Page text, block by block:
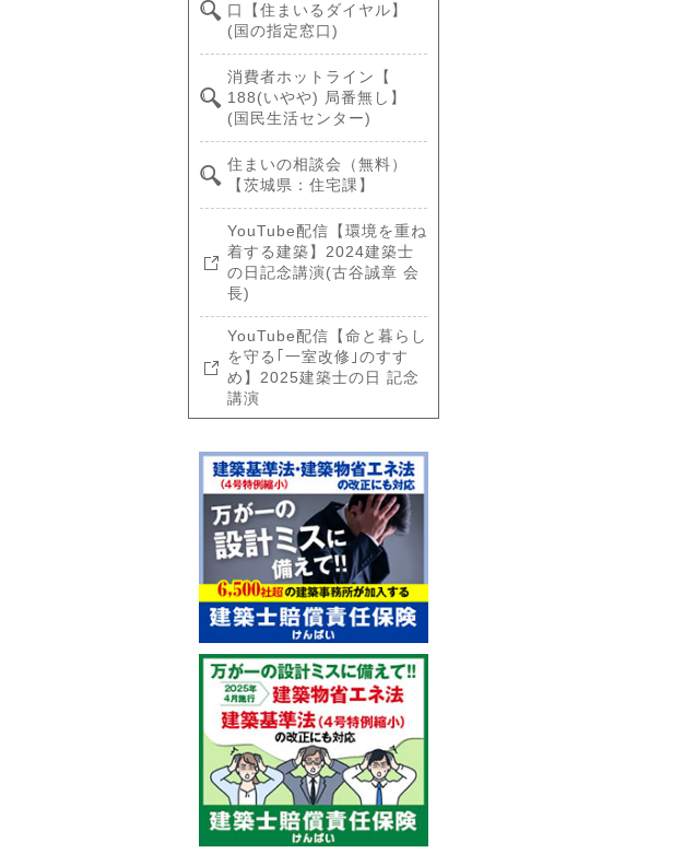
口【住まいるダイヤル】
(国の指定窓口)
消費者ホットライン【
188(いやや) 局番無し】
(国民生活センター)
住まいの相談会（無料）
【茨城県：住宅課】
YouTube配信【環境を重ね
着する建築】2024建築士
の日記念講演(古谷誠章 会
長)
YouTube配信【命と暮らし
を守る｢一室改修｣のすす
め】2025建築士の日 記念
講演